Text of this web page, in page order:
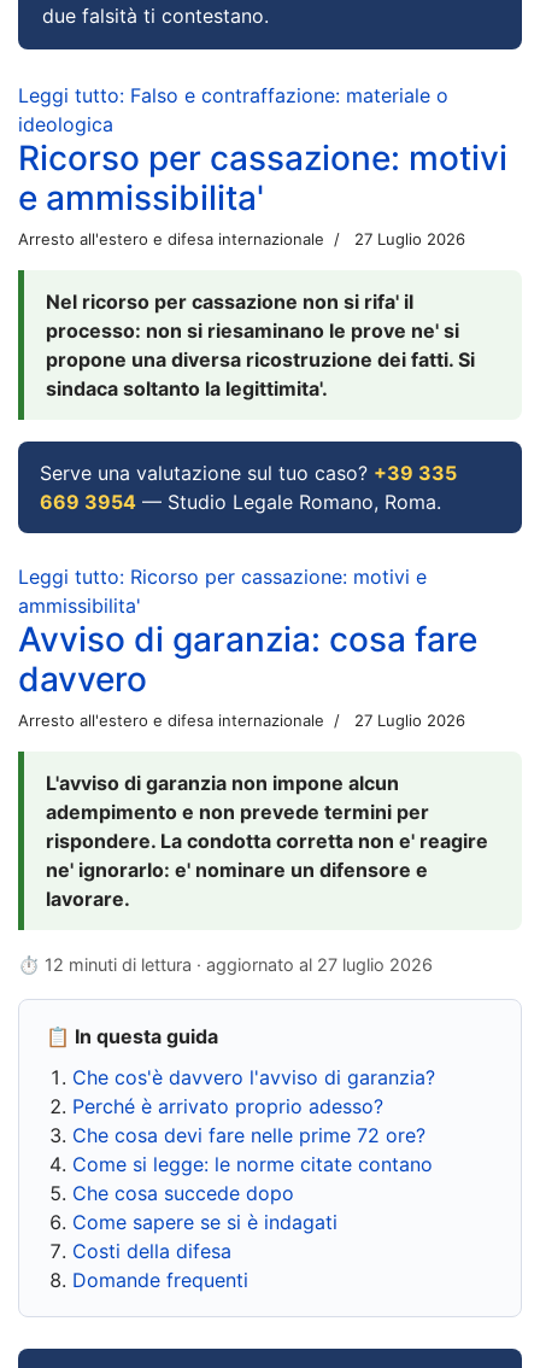
due falsità ti contestano.
Leggi tutto: Falso e contraffazione: materiale o
ideologica
Ricorso per cassazione: motivi
e ammissibilita'
Arresto all'estero e difesa internazionale 27 Luglio 2026
Nel ricorso per cassazione non si rifa' il
processo: non si riesaminano le prove ne' si
propone una diversa ricostruzione dei fatti. Si
sindaca soltanto la legittimita'.
Serve una valutazione sul tuo caso? +39 335
669 3954 — Studio Legale Romano, Roma.
Leggi tutto: Ricorso per cassazione: motivi e
ammissibilita'
Avviso di garanzia: cosa fare
davvero
Arresto all'estero e difesa internazionale 27 Luglio 2026
L'avviso di garanzia non impone alcun
adempimento e non prevede termini per
rispondere. La condotta corretta non e' reagire
ne' ignorarlo: e' nominare un difensore e
lavorare.
⏱ 12 minuti di lettura · aggiornato al 27 luglio 2026
📋 In questa guida
Che cos'è davvero l'avviso di garanzia?
Perché è arrivato proprio adesso?
Che cosa devi fare nelle prime 72 ore?
Come si legge: le norme citate contano
Che cosa succede dopo
Come sapere se si è indagati
Costi della difesa
Domande frequenti